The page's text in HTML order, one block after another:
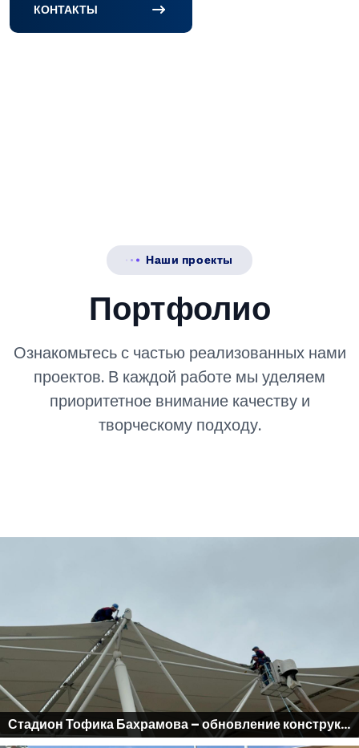
КОНТАКТЫ
Наши проекты
Портфолио
Ознакомьтесь с частью реализованных нами
проектов. В каждой работе мы уделяем
приоритетное внимание качеству и
творческому подходу.
Стадион Тофика Бахрамова – обновление конструктивной и мембранной части